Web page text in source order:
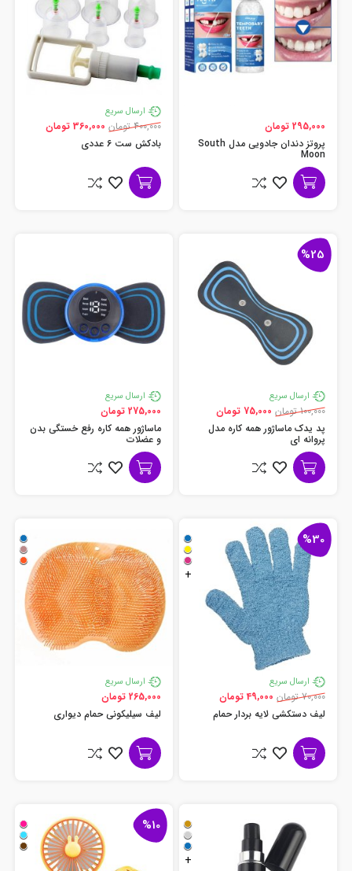
295,000 تومان
پروتز دندان جادویی مدل South
Moon
ارسال سریع
400,000 تومان
360,000 تومان
بادکش ست 6 عددی
%25
ارسال سریع
100,000 تومان
75,000 تومان
پد یدک ماساژور همه کاره مدل
پروانه ای
ارسال سریع
275,000 تومان
ماساژور همه کاره رفع خستگی بدن
و عضلات
%30
+
ارسال سریع
70,000 تومان
49,000 تومان
لیف دستکشی لایه بردار حمام
ارسال سریع
265,000 تومان
لیف سیلیکونی حمام دیواری
+
%10